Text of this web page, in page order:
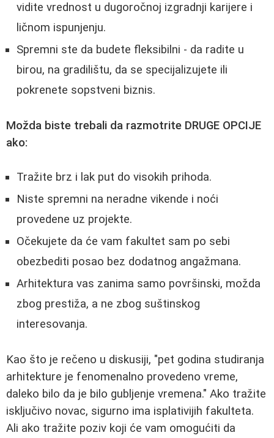
vidite vrednost u dugoročnoj izgradnji karijere i
ličnom ispunjenju.
Spremni ste da budete fleksibilni - da radite u
birou, na gradilištu, da se specijalizujete ili
pokrenete sopstveni biznis.
Možda biste trebali da razmotrite DRUGE OPCIJE
ako:
Tražite brz i lak put do visokih prihoda.
Niste spremni na neradne vikende i noći
provedene uz projekte.
Očekujete da će vam fakultet sam po sebi
obezbediti posao bez dodatnog angažmana.
Arhitektura vas zanima samo površinski, možda
zbog prestiža, a ne zbog suštinskog
interesovanja.
Kao što je rečeno u diskusiji, "pet godina studiranja
arhitekture je fenomenalno provedeno vreme,
daleko bilo da je bilo gubljenje vremena." Ako tražite
isključivo novac, sigurno ima isplativijih fakulteta.
Ali ako tražite poziv koji će vam omogućiti da